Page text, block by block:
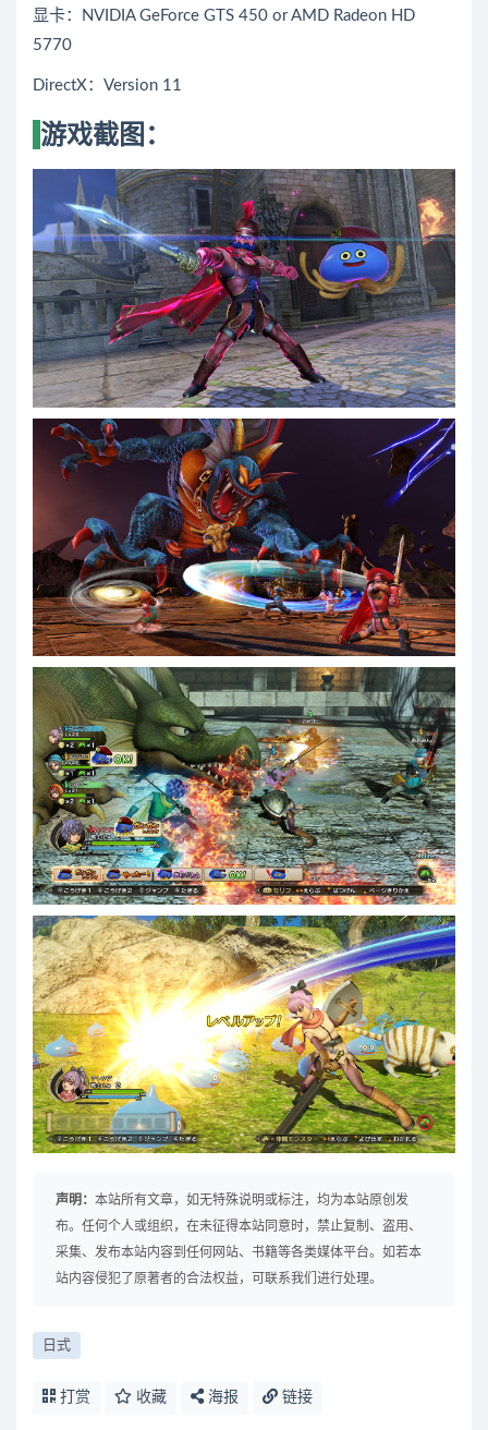
显卡：NVIDIA GeForce GTS 450 or AMD Radeon HD
5770
DirectX：Version 11
游戏截图：
声明： 本站所有文章，如无特殊说明或标注，均为本站原创发
布。任何个人或组织，在未征得本站同意时，禁止复制、盗用、
采集、发布本站内容到任何网站、书籍等各类媒体平台。如若本
站内容侵犯了原著者的合法权益，可联系我们进行处理。
日式
打赏 收藏 海报 链接